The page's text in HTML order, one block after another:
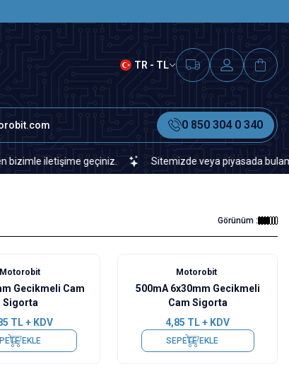
TR - TL
0 850 304 0 340
iletişime geçiniz. Sitemizde veya piyasada
Görünüm :
Motorobit
Gecikmeli Cam
Sigorta
TL + KDV
EKLE
Motorobit
500mA 6x30mm Gecikmeli
Cam Sigorta
4,85 TL + KDV
SEPETE EKLE